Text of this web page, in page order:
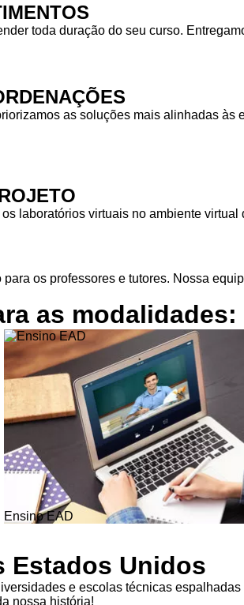
toda duração do seu curso.
as soluções mais alinhadas às
laboratórios virtuais no ambiente
os professores e tutores. Nossa
as modalidades:
Ensino EAD
Estados Unidos
e escolas técnicas
nossa história!